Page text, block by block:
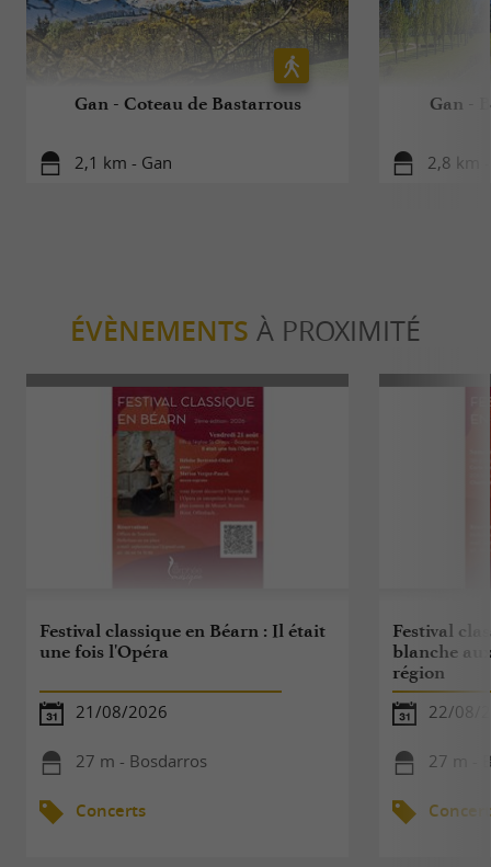
Gan - Coteau de Bastarrous
2,1 km - Gan
Gan -
2,8 km
ÉVÈNEMENTS À PROXIMITÉ
Festival classique en Béarn : Il était
une fois l'Opéra
21/08/2026
27 m - Bosdarros
Concerts
Festival
blanche
région
22/08/
27 m -